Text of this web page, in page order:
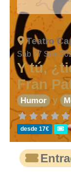
Teatro
Sáb 27 Sep
Y tú,
Fran
Humor y
desde 17€